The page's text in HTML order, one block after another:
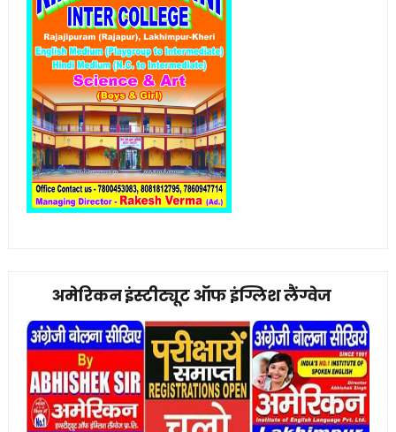
अमेरिकन इंस्टीट्यूट ऑफ इंग्लिश लैंग्वेज